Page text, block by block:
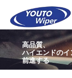
高品質、
ハイエンドの
前進する